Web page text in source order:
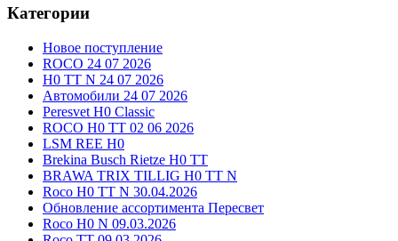
Категории
Новое поступление
ROCO 24 07 2026
H0 TT N 24 07 2026
Автомобили 24 07 2026
Peresvet H0 Classic
ROCO H0 TT 02 06 2026
LSM REE H0
Brekina Busch Rietze H0 TT
BRAWA TRIX TILLIG H0 TT N
Roco H0 TT N 30.04.2026
Обновление ассортимента Пересвет
Roco H0 N 09.03.2026